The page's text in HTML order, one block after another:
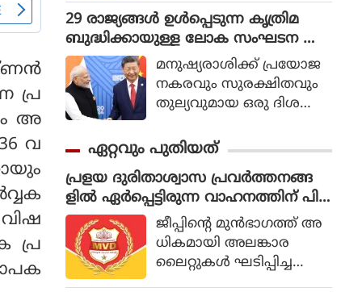
പ്ര
അ
വ
പ്ര
രും.
29 രാജ്യങ്ങള്‍ ഉള്‍പ്പെടുന്ന കൃത്രിമ
ബുദ്ധിക്കായുള്ള ലോക സംഘടന ആ
രംഭിച്ച് ചൈന; ഇന്ത്യ ഇല്ലമനുഷ്യരാശിക്ക് പ്രയോജ
നകരവും സുരക്ഷിതവും
തുല്യവുമായ ഒരു ദിശ
വികസിക്കുന്നുവെന്ന് ഉറ
പ്പാക്കുക എന്ന പ്രഖ്യാപിത
ലക്ഷ്യത്തോടെയാണ് ഇ
തിന്റെ ആരംഭം. ചടങ്ങില്‍
യുഎന്‍ സെക്രട്ടറി ജനറല്‍
അന്റോണിയോ ഗുട്ടെറസ്
പങ്കെടുത്തു.
ഏറ്റവും പുതിയത്
പ്രളയ ദുരിതാശ്വാസ പ്രവര്‍ത്തനങ്ങ
ളില്‍ ഏര്‍പ്പെട്ടിരുന്ന വാഹനത്തിന് പിഴ
ചുമത്തിയ എംവിഡി ഉദ്യോഗസ്ഥനെ
സസ്‌പെന്‍ഡ് ചെയ്തു
ജീപ്പിന്റെ മുന്‍ഭാഗത്ത് അ
ധികമായി അലങ്കാര
ലൈറ്റുകള്‍ ഘടിപ്പിച്ച